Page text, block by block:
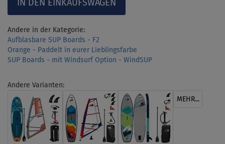
Andere in der Kategorie:
Aufblasbare SUP Boards - F2
Orange - Paddelt in eurer Lieblingsfarbe
SUP Boards - mit Windsurf Option - WindSUP
Andere Varianten:
MEHR...